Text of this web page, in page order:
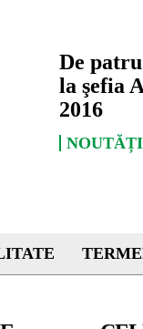
De
la şefia
2016
NOUTĂȚI